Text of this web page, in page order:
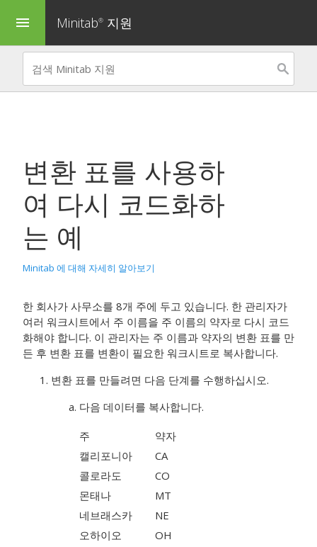
menu Minitab® 지원
변환 표를 사용하
여 다시 코드화하
는 예
Minitab 에 대해 자세히 알아보기
한 회사가 사무소를 8개 주에 두고 있습니다. 한 관리자가
여러 워크시트에서 주 이름을 주 이름의 약자로 다시 코드
화해야 합니다. 이 관리자는 주 이름과 약자의 변환 표를 만
든 후 변환 표를 변환이 필요한 워크시트로 복사합니다.
변환 표를 만들려면 다음 단계를 수행하십시오.
다음 데이터를 복사합니다.
주
약자
캘리포니아
CA
콜로라도
CO
몬태나
MT
네브래스카
NE
오하이오
OH